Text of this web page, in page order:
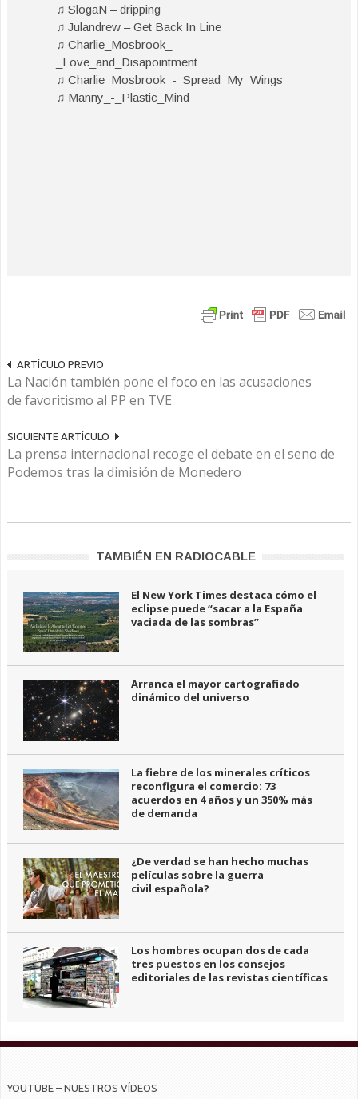
♫ SlogaN – dripping
♫ Julandrew – Get Back In Line
♫ Charlie_Mosbrook_-
_Love_and_Disapointment
♫ Charlie_Mosbrook_-_Spread_My_Wings
♫ Manny_-_Plastic_Mind
ARTÍCULO PREVIO
La Nación también pone el foco en las acusaciones
de favoritismo al PP en TVE
SIGUIENTE ARTÍCULO
La prensa internacional recoge el debate en el seno de
Podemos tras la dimisión de Monedero
TAMBIÉN EN RADIOCABLE
El New York Times destaca cómo el
eclipse puede “sacar a la España
vaciada de las sombras”
Arranca el mayor cartografiado
dinámico del universo
La fiebre de los minerales críticos
reconfigura el comercio: 73
acuerdos en 4 años y un 350% más
de demanda
¿De verdad se han hecho muchas
películas sobre la guerra
civil española?
Los hombres ocupan dos de cada
tres puestos en los consejos
editoriales de las revistas científicas
YOUTUBE – NUESTROS VÍDEOS